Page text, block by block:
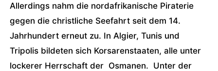
Allerdings nahm die nordafrikanische Piraterie
gegen die christliche Seefahrt seit dem 14.
Jahrhundert erneut zu. In Algier, Tunis und
Tripolis bildeten sich Korsarenstaaten, alle unter
lockerer Herrschaft der Osmanen. Unter der